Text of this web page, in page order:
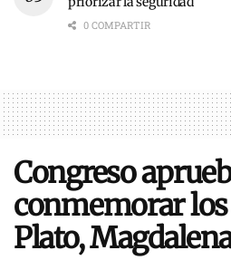
0 COMPARTIR
Congreso
conmemorar
Plato,